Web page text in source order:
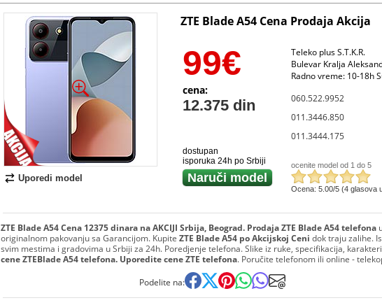
Uporedi model
ZTE Blade A54 Cena Prodaja Akcija
99€
cena:
12.375 din
dostupan
isporuka 24h po Srbiji
Naruči model
Teleko plus S.T.K.R.
Bulevar Kralja
Radno vreme: 10-18h
060.522.9952
011.3446.850
011.3444.175
ocenite model od 1 do 5
Ocena: 5.00/5 (4 glasova
ZTE Blade A54 Cena 12375 dinara na AKCIJI Srbija, Beograd. Prodaja ZTE Blade A54 telefona
originalnom pakovanju sa Garancijom. Kupite ZTE Blade A54 po Akcijskoj Ceni dok traju zalihe.
svim mestima i gradovima u Srbiji za 24h. Poredjenje telefona. Slike iz ruke, specifikacija,
cene ZTEBlade A54 telefona. Uporedite cene ZTE telefona. Poručite telefonom ili online -
Podelite na: